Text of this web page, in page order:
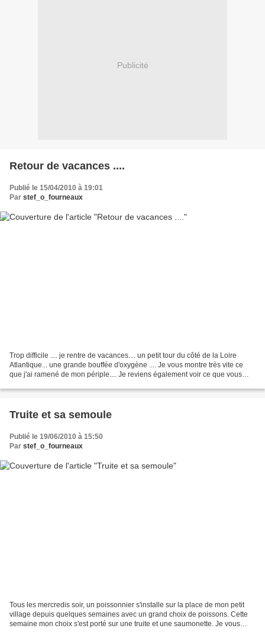
Publicité
Retour de vacances ....
Publié le 15/04/2010 à 19:01
Par stef_o_fourneaux
Trop difficile .... je rentre de vacances.... un petit tour du côté de la Loire
Atlantique... une grande bouffée d'oxygène .... Je vous montre très vite ce
que j'ai ramené de mon périple.... Je reviens également voir ce que vous
Truite et sa semoule
Publié le 19/06/2010 à 15:50
Par stef_o_fourneaux
Tous les mercredis soir, un poissonnier s'installe sur la place de mon petit
village depuis quelques semaines avec un grand choix de poissons. Cette
semaine mon choix s'est porté sur une truite et une saumonette. Je vous